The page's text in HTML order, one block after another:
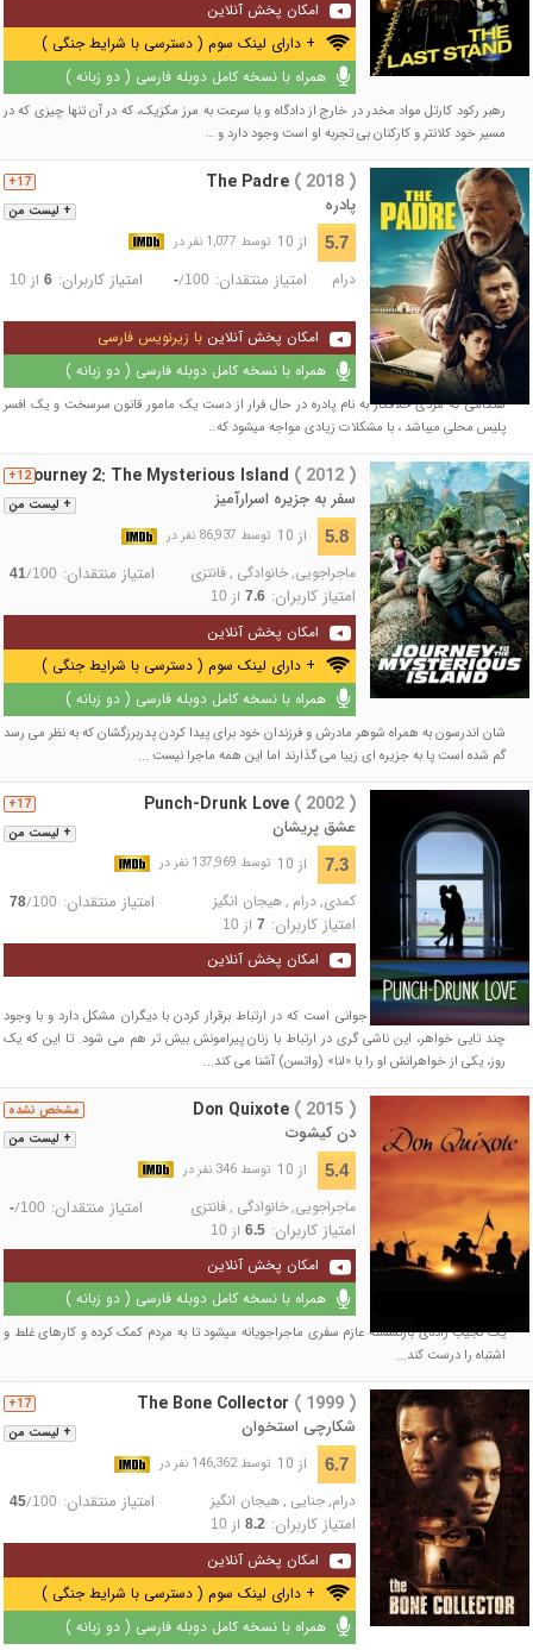
امکان پخش آنلاین
+ دارای لینک سوم ( دسترسی با شرایط جنگی )
همراه با نسخه کامل دوبله فارسی ( دو زبانه )
رهبر رکود کارتل مواد مخدر در خارج از دادگاه و با سرعت به مرز مکزیک، که در آن تنها چیزی که در
مسیر خود کلانتر و کارکنان بی تجربه او است وجود دارد و …
+ لیست من
17+ The Padre ( 2018 )
پادره
5.7 از 10 توسط 1,077 نفر در
درام امتیاز منتقدان: -/100 امتیاز کاربران: 6از 10
امکان پخش آنلاین با زیرنویس فارسی
همراه با نسخه کامل دوبله فارسی ( دو زبانه )
هنگامی که مردی خلافکار به نام پادره در حال فرار از دست یک مامور قانون سرسخت و یک افسر
پلیس محلی می‎باشد ، با مشکلات زیادی مواجه می‎شود که…
+ لیست من
12+Journey 2: The Mysterious Island ( 2012 )
سفر به جزیره اسرارآمیز
5.8 از 10 توسط 86,937 نفر در
ماجراجویی,خانوادگی ,فانتزی امتیاز منتقدان: 41/100
امتیاز کاربران: 7.6از 10
امکان پخش آنلاین
+ دارای لینک سوم ( دسترسی با شرایط جنگی )
همراه با نسخه کامل دوبله فارسی ( دو زبانه )
شان اندرسون به همراه شوهر مادرش و فرزندان خود برای پیدا کردن پدربرزگشان که به نظر می رسد
گم شده است پا به جزیره ای زیبا می گذارند اما این همه ماجرا نیست ...
+ لیست من
17+ Punch-Drunk Love ( 2002 )
عشق پریشان
7.3 از 10 توسط 137,969 نفر در
کمدی, درام , هیجان انگیز امتیاز منتقدان: 78/100
امتیاز کاربران: 7از 10
امکان پخش آنلاین
«بری ایگان» (سندلر) مرد جوانی است که در ارتباط برقرار کردن با دیگران مشکل دارد و با وجود
چند تایی خواهر، این ناشی گری در ارتباط با زنان پیرامونش بیش تر هم می شود. تا این که یک
روز، یکی از خواهرانش او را با «لنا» (واتسن) آشنا می کند...
+ لیست من
مشخص نشده Don Quixote ( 2015 )
دن کیشوت
5.4 از 10 توسط 346 نفر در
ماجراجویی,خانوادگی ,فانتزی امتیاز منتقدان: -/100
امتیاز کاربران: 6.5از 10
امکان پخش آنلاین
همراه با نسخه کامل دوبله فارسی ( دو زبانه )
یک نجیب زاده‌ی بازنشسته عازم سفری ماجراجویانه میشود تا به مردم کمک کرده و کارهای غلط و
اشتباه را درست کند...
+ لیست من
17+ The Bone Collector ( 1999 )
شکارچی استخوان
6.7 از 10 توسط 146,362 نفر در
درام,جنایی ,هیجان انگیز امتیاز منتقدان: 45/100
امتیاز کاربران: 8.2از 10
امکان پخش آنلاین
+ دارای لینک سوم ( دسترسی با شرایط جنگی )
همراه با نسخه کامل دوبله فارسی ( دو زبانه )